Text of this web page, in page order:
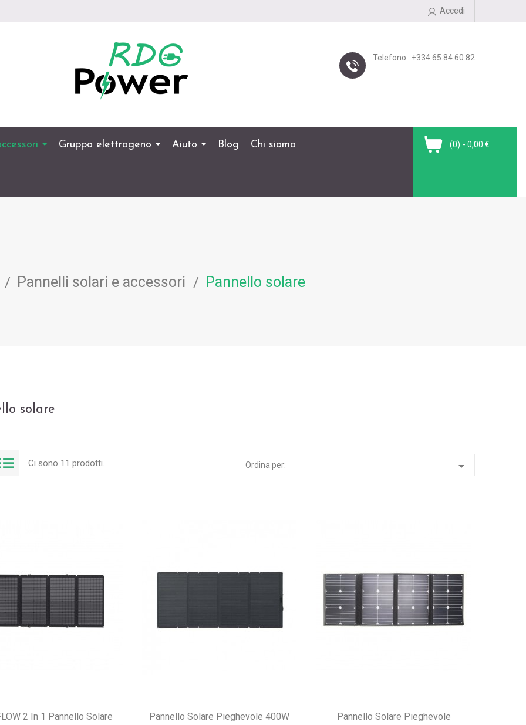
Accedi
Telefono : +334.65.84.60.82
Gruppo elettrogeno Aiuto Blog Chi siamo (0) - 0,00 €
Pannelli solari e accessori Pannello solare
solare
Ci sono 11 prodotti. Ordina per: 
2 In 1 Pannello Solare
Pannello Solare Pieghevole 400W
Pannello Solare Pieghevole